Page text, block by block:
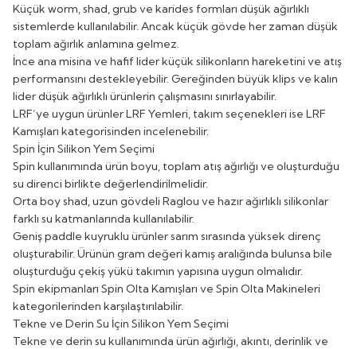
Küçük worm, shad, grub ve karides formları düşük ağırlıklı
sistemlerde kullanılabilir. Ancak küçük gövde her zaman düşük
toplam ağırlık anlamına gelmez.
İnce ana misina ve hafif lider küçük silikonların hareketini ve atış
performansını destekleyebilir. Gereğinden büyük klips ve kalın
lider düşük ağırlıklı ürünlerin çalışmasını sınırlayabilir.
LRF’ye uygun ürünlerLRF Yemleri, takım seçenekleri ise LRF
Kamışları kategorisinden incelenebilir.
Spin İçin Silikon Yem Seçimi
Spin kullanımında ürün boyu, toplam atış ağırlığı ve oluşturduğu
su direnci birlikte değerlendirilmelidir.
Orta boy shad, uzun gövdeli Raglou ve hazır ağırlıklı silikonlar
farklı su katmanlarında kullanılabilir.
Geniş paddle kuyruklu ürünler sarım sırasında yüksek direnç
oluşturabilir. Ürünün gram değeri kamış aralığında bulunsa bile
oluşturduğu çekiş yükü takımın yapısına uygun olmalıdır.
Spin ekipmanları Spin Olta Kamışları ve Spin Olta Makineleri
kategorilerinden karşılaştırılabilir.
Tekne ve Derin Su İçin Silikon Yem Seçimi
Tekne ve derin su kullanımında ürün ağırlığı, akıntı, derinlik ve